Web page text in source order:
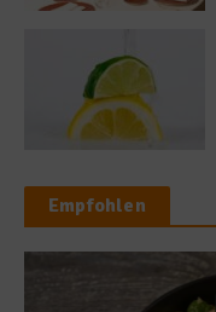
Empfohlen